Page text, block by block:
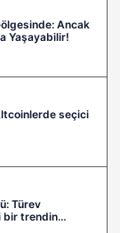
Ancak
Yaşayabilir!
seçici
Türev
bir trendin